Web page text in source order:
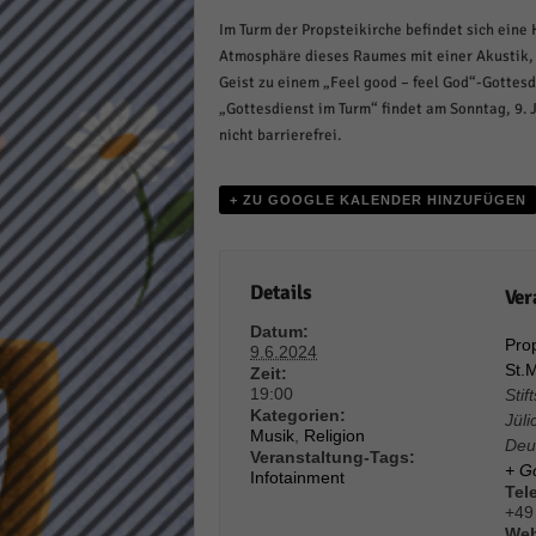
Im Turm der Propsteikirche befindet sich
Atmosphäre dieses Raumes mit einer
Geist zu einem „Feel good – feel God“-
„Gottesdienst im Turm“ findet am Sonntag,
nicht barrierefrei.
+ ZU GOOGLE KALENDER HINZUFÜGEN
Details
Datum:
9.6.2024
Zeit:
19:00
Kategorien:
Musik Religion
Veranstaltung-Tags:
Infotainment
+